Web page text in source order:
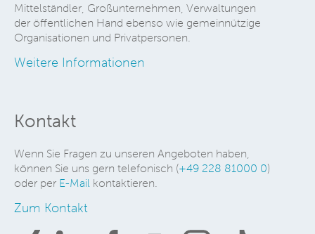
Mittelständler, Großunternehmen, Verwaltungen
der öffentlichen Hand ebenso wie gemeinnützige
Organisationen und Privatpersonen.
Weitere Informationen
Kontakt
Wenn Sie Fragen zu unseren Angeboten haben,
können Sie uns gern telefonisch (+49 228 81000 0)
oder per E-Mail kontaktieren.
Zum Kontakt